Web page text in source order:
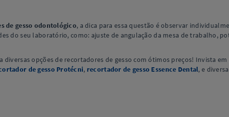
de gesso odontológico, a dica para essa questão é observar
do seu laboratório, como: ajuste de angulação da mesa de trabalho,
diversas opções de recortadores de gesso com ótimos preços! Invista
de gesso Protécni, recortador de gesso Essence Dental, e